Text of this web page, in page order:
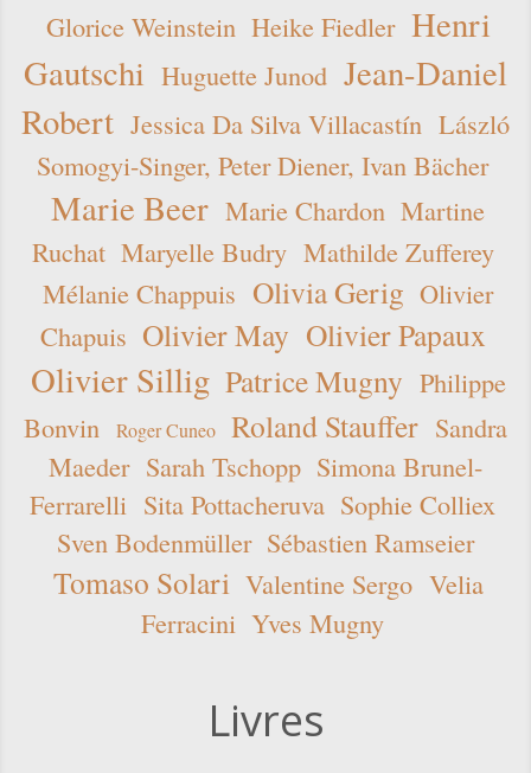
Glorice Weinstein Heike Fiedler Henri
Gautschi Huguette Junod Jean-Daniel
Robert Jessica Da Silva Villacastín László
Somogyi-Singer, Peter Diener, Ivan Bächer
Marie Beer Marie Chardon Martine
Ruchat Maryelle Budry Mathilde Zufferey
Mélanie Chappuis Olivia Gerig Olivier
Chapuis Olivier May Olivier Papaux
Olivier Sillig Patrice Mugny Philippe
Bonvin
Roger Cuneo Roland Stauffer Sandra
Maeder Sarah Tschopp Simona Brunel-
Ferrarelli Sita Pottacheruva Sophie Colliex
Sven Bodenmüller Sébastien Ramseier
Tomaso Solari Valentine Sergo Velia
Ferracini Yves Mugny
Livres